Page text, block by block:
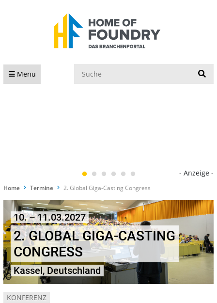
Menü
- Anzeige -
Home Termine 2. Global Giga-Casting Congress
10. – 11.03.2027
2. GLOBAL GIGA-CASTING
CONGRESS
Kassel, Deutschland
KONFERENZ